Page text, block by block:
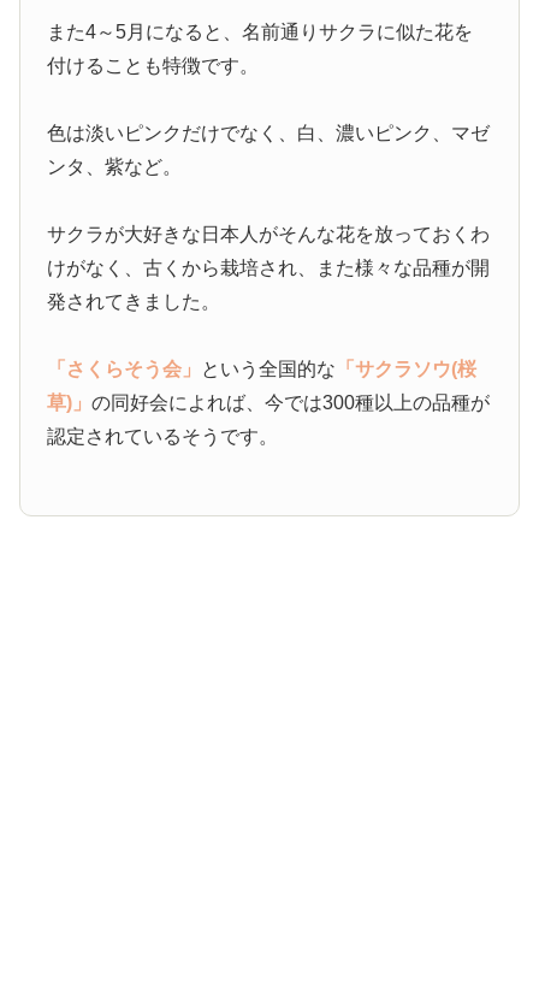
また4～5月になると、名前通りサクラに似た花を
付けることも特徴です。
色は淡いピンクだけでなく、白、濃いピンク、マゼ
ンタ、紫など。
サクラが大好きな日本人がそんな花を放っておくわ
けがなく、古くから栽培され、また様々な品種が開
発されてきました。
「さくらそう会」 という全国的な 「サクラソウ(桜
草)」の同好会によれば、今では300種以上の品種が
認定されているそうです。